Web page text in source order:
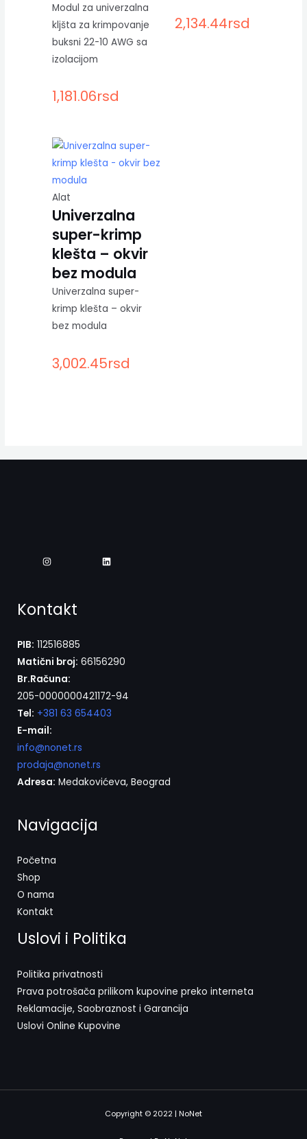
Modul za univerzalna
kljšta za krimpovanje
buksni 22-10 AWG sa
izolacijom
1,181.06rsd
2,134.44rsd
Alat
Univerzalna
super-krimp
klešta – okvir
bez modula
Univerzalna super-
krimp klešta – okvir
bez modula
3,002.45rsd
Kontakt
PIB: 112516885
Matični broj: 66156290
Br.Računa:
205-0000000421172-94
Tel: +381 63 654403
E-mail:
info@nonet.rs
prodaja@nonet.rs
Adresa: Medakovićeva, Beograd
Navigacija
Početna
Shop
O nama
Kontakt
Uslovi i Politika
Politika privatnosti
Prava potrošača prilikom kupovine preko interneta
Reklamacije, Saobraznost i Garancija
Uslovi Online Kupovine
Copyright © 2022 | NoNet